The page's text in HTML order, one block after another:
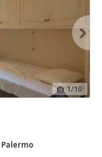
1/10
Palermo